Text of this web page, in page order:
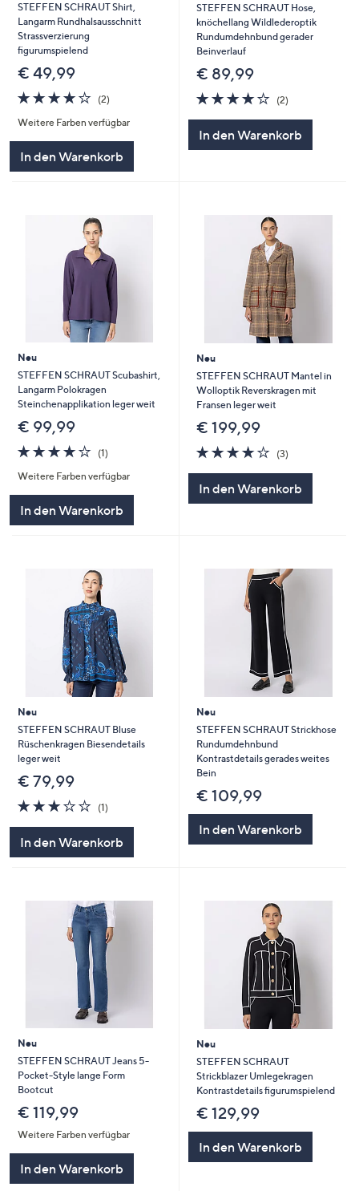
STEFFEN SCHRAUT Shirt,
Langarm Rundhalsausschnitt
Strassverzierung
figurumspielend
€ 49,99
4.0
von
5
(2)2
Weitere Farben verfügbar
In den Warenkorb
STEFFEN SCHRAUT Hose,
knöchellang Wildlederoptik
Rundumdehnbund gerader
Beinverlauf
€ 89,99
4.0
von
(2)2
In den Warenkorb
Neu
STEFFEN SCHRAUT Scubashirt,
Langarm Polokragen
Steinchenapplikation leger weit
€ 99,99
4.0
von
5
(1)1
Weitere Farben verfügbar
In den Warenkorb
Neu
STEFFEN SCHRAUT Mantel in
Wolloptik Reverskragen mit
Fransen leger weit
€ 199,99
3.7
von
(3)3
In den Warenkorb
Neu
STEFFEN SCHRAUT Bluse
Rüschenkragen Biesendetails
leger weit
€ 79,99
3.0
von
5
(1)
In den Warenkorb
Neu
STEFFEN SCHRAUT Strickhose
Rundumdehnbund
Kontrastdetails gerades weites
Bein
€ 109,99
In den Warenkorb
Neu
STEFFEN SCHRAUT Jeans 5-
Pocket-Style lange Form
Bootcut
€ 119,99
Weitere Farben verfügbar
In den Warenkorb
Neu
STEFFEN SCHRAUT
Strickblazer Umlegekragen
Kontrastdetails figurumspielend
€ 129,99
In den Warenkorb